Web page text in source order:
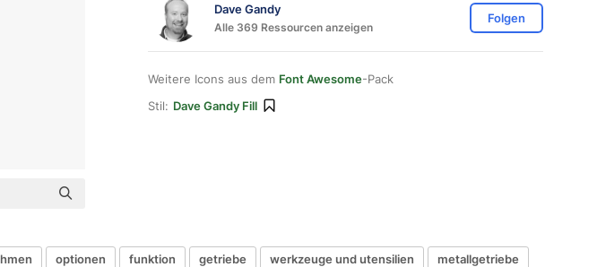
Dave Gandy
Alle 369 Ressourcen anzeigen
Folgen
Weitere Icons aus dem Font Awesome-Pack
Stil: Dave Gandy Fill
optionen funktion getriebe werkzeuge und utensilien
metallgetriebe